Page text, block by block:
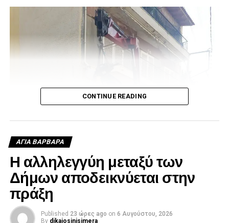
CONTINUE READING
ΑΓΙΑ ΒΑΡΒΑΡΑ
Η αλληλεγγύη μεταξύ των
Δήμων αποδεικνύεται στην
πράξη
Published 23 ώρες ago on 6 Αυγούστου, 2026
By dikaiosinisimera